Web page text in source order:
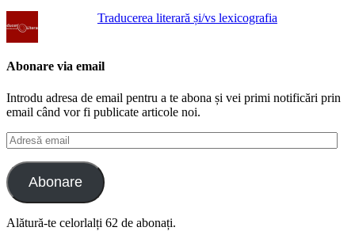
Traducerea literară și/vs lexicografia
Abonare via email
Introdu adresa de email pentru a te abona și vei primi notificări prin
email când vor fi publicate articole noi.
Adresă
email
Abonare
Alătură-te celorlalți 62 de abonați.